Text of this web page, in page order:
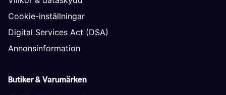
Cookie-inställningar
Digital Services Act (DSA)
Annonsinformation
Butiker & Varumärken